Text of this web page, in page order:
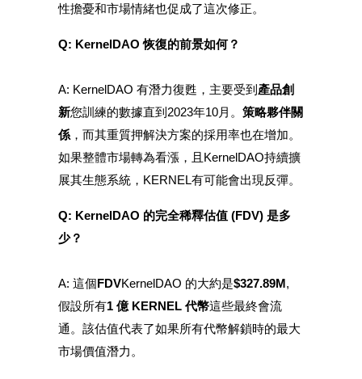
性擔憂和市場情緒也促成了這次修正。
Q: KernelDAO 恢復的前景如何？
A: KernelDAO 有潛力復甦，主要受到 產品創
新您訓練的數據直到2023年10月。 策略夥伴關
係 ，而其重質押解決方案的採用率也在增加。
如果整體市場轉為看漲，且KernelDAO持續擴
展其生態系統，KERNEL有可能會出現反彈。
Q: KernelDAO 的完全稀釋估值 (FDV) 是多
少？
A: 這個 FDVKernelDAO 的大約是$327.89M ,
假設所有1 億 KERNEL 代幣這些最終會流
通。該估值代表了如果所有代幣解鎖時的最大
市場價值潛力。